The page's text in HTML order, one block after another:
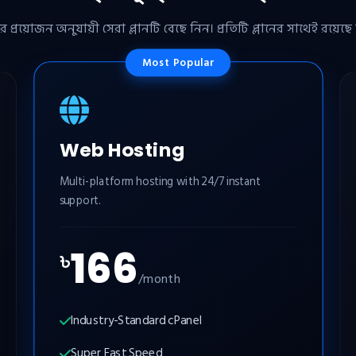
অনুযায়ী সেরা প্লানটি বেছে নিন। প্রতিটি প্লানের সাথেই রয়েছে
Most Popular
Web Hosting
Multi-platform hosting with 24/7 instant
support.
৳166/month
Industry-Standard cPanel